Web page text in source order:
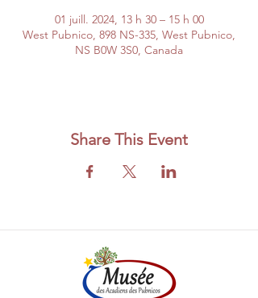
01 juill. 2024, 13 h 30 – 15 h 00
West Pubnico, 898 NS-335, West Pubnico,
NS B0W 3S0, Canada
Share This Event